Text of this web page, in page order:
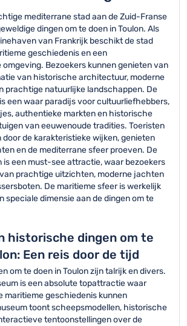
mediterrane stad aan de Zuid-Franse
dingen om te doen in Toulon. Als
van Frankrijk beschikt de stad
geschiedenis en een
Bezoekers kunnen genieten van
van historische architectuur, moderne
prachtige natuurlijke landschappen. De
een waar paradijs voor cultuurliefhebbers,
authentieke markten en historische
van eeuwenoude tradities. Toeristen
door de karakteristieke wijken, genieten
en de mediterrane sfeer proeven. De
is een must-see attractie, waar bezoekers
prachtige uitzichten, moderne jachten
De maritieme sfeer is werkelijk
speciale dimensie aan de dingen om te
historische dingen om te
Een reis door de tijd
om te doen in Toulon zijn talrijk en divers.
is een absolute topattractie waar
maritieme geschiedenis kunnen
toont scheepsmodellen, historische
tentoonstellingen over de